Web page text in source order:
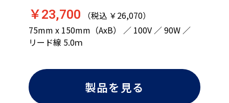
￥23,700 （税込 ￥26,070）
75mm x 150mm（AxB） ／ 100V ／ 90W ／
リード線 5.0ｍ
製品を見る